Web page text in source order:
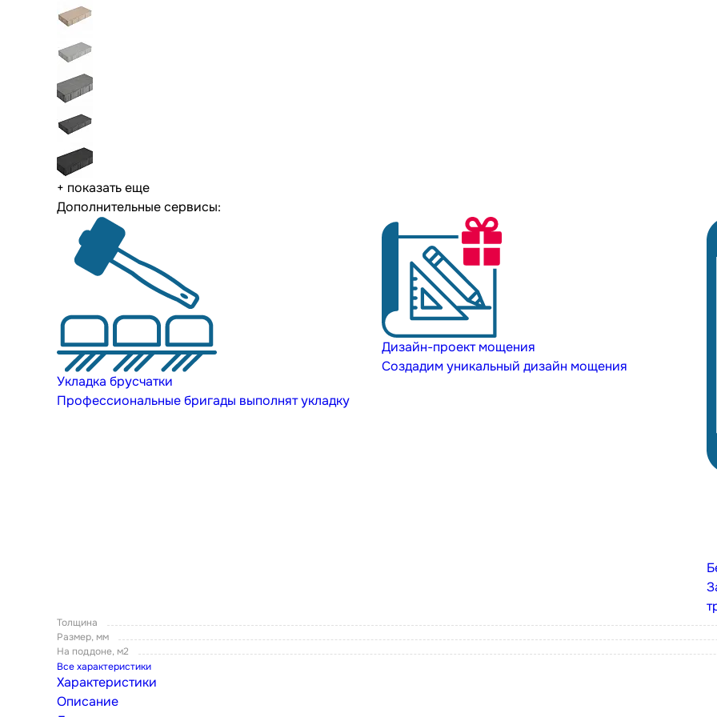
+ показать еще
Дополнительные сервисы:
Укладка брусчатки
Профессиональные бригады выполнят укладку
Дизайн-проект мощения
Создадим уникальный дизайн мощения
Толщина
Размер, мм
На поддоне, м2
Все характеристики
Характеристики
Описание